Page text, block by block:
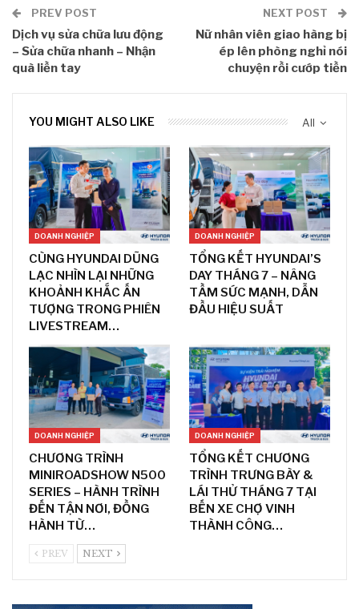
PREV POST
Dịch vụ sửa chữa lưu động
– Sửa chữa nhanh – Nhận
quà liền tay
NEXT POST
Nữ nhân viên giao hàng bị
ép lên phòng nghỉ nói
chuyện rồi cướp tiền
All
YOU MIGHT ALSO LIKE
DOANH NGHIỆP
CÙNG HYUNDAI DŨNG
LẠC NHÌN LẠI NHỮNG
KHOẢNH KHẮC ẤN
TƯỢNG TRONG PHIÊN
LIVESTREAM…
DOANH NGHIỆP
TỔNG KẾT HYUNDAI’S
DAY THÁNG 7 – NÂNG
TẦM SỨC MẠNH, DẪN
ĐẦU HIỆU SUẤT
DOANH NGHIỆP
CHƯƠNG TRÌNH
MINIROADSHOW N500
SERIES – HÀNH TRÌNH
ĐẾN TẬN NƠI, ĐỒNG
HÀNH TỪ…
DOANH NGHIỆP
TỔNG KẾT CHƯƠNG
TRÌNH TRƯNG BÀY &
LÁI THỬ THÁNG 7 TẠI
BẾN XE CHỢ VINH
THÀNH CÔNG…
PREV NEXT